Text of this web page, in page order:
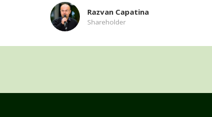
Razvan Capatina
Shareholder